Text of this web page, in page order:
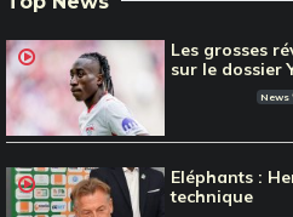
Les grosses
sur le dossier
Eléphants :
technique